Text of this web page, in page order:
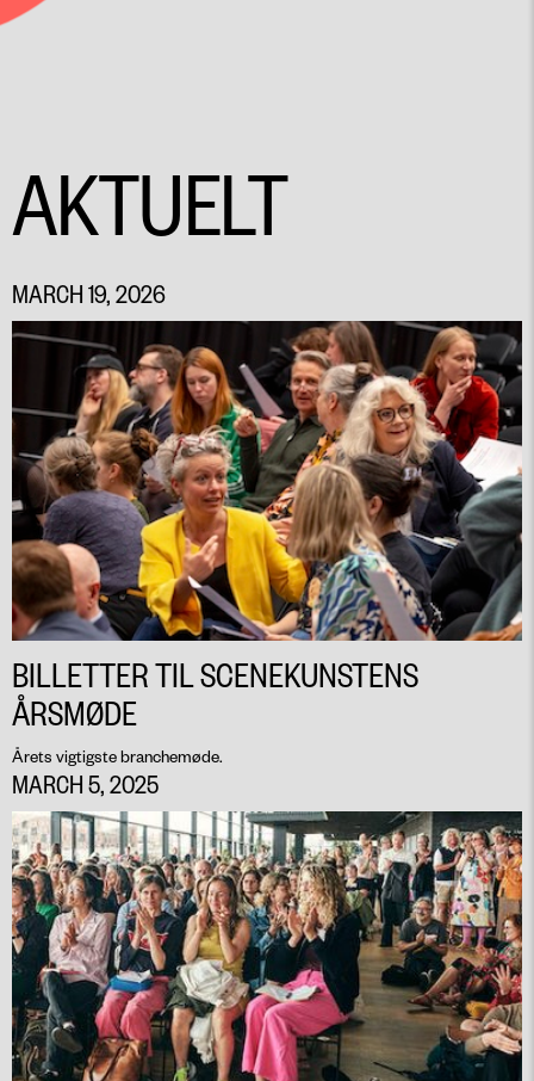
AKTUELT
MARCH 19, 2026
BILLETTER TIL SCENEKUNSTENS
ÅRSMØDE
Årets vigtigste branchemøde.
MARCH 5, 2025